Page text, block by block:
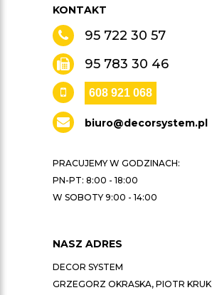
KONTAKT
95 722 30 57
95 783 30 46
608 921 068
biuro@decorsystem.pl
PRACUJEMY W GODZINACH:
PN-PT: 8:00 - 18:00
W SOBOTY 9:00 - 14:00
NASZ ADRES
DECOR SYSTEM
GRZEGORZ OKRASKA, PIOTR KRUK